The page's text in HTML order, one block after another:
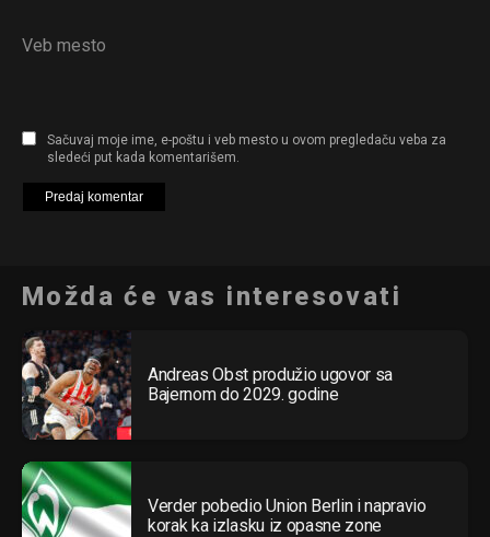
Veb mesto
Sačuvaj moje ime, e-poštu i veb mesto u ovom pregledaču veba za
sledeći put kada komentarišem.
Možda će vas interesovati
Andreas Obst produžio ugovor sa
Bajernom do 2029. godine
Verder pobedio Union Berlin i napravio
korak ka izlasku iz opasne zone